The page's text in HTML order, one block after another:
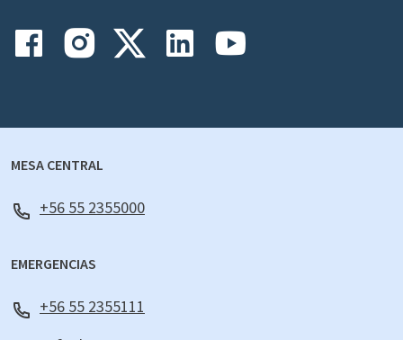
MESA CENTRAL
+56 55 2355000
EMERGENCIAS
+56 55 2355111